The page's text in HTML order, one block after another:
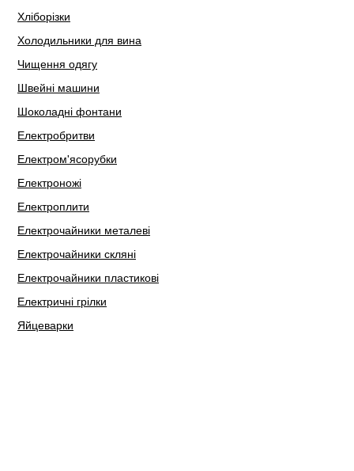
Хліборізки
Холодильники для вина
Чищення одягу
Швейні машини
Шоколадні фонтани
Електробритви
Електром'ясорубки
Електроножі
Електроплити
Електрочайники металеві
Електрочайники скляні
Електрочайники пластикові
Електричні грілки
Яйцеварки